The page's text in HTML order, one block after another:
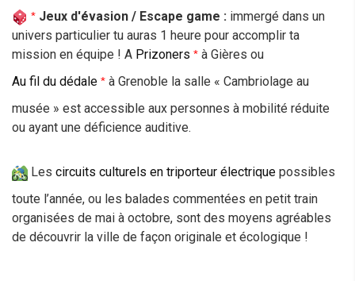
* Jeux d'évasion / Escape game : immergé dans un
univers particulier tu auras 1 heure pour accomplir ta
mission en équipe ! A Prizoners * à Gières ou
Au fil du dédale * à Grenoble la salle « Cambriolage au
musée » est accessible aux personnes à mobilité réduite
ou ayant une déficience auditive.
Les circuits culturels en triporteur électrique possibles
toute l’année, ou les balades commentées en petit train
organisées de mai à octobre, sont des moyens agréables
de découvrir la ville de façon originale et écologique !